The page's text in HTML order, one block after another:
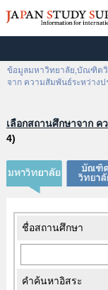
ข้อมูลมหาวิทยาลัย,บัณฑิตวิ
จาก ความสัมพันธ์ระหว่างป
เลือกสถานศึกษาจาก ค
4)
ชื่อสถานศึกษา
คำค้นหาอิสระ